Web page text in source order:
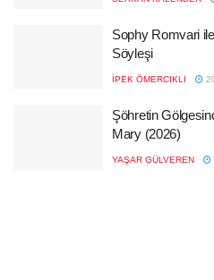
Sophy Romvari
Söyleşi
İPEK ÖMERCIKLI
Şöhretin
Mary (2026)
YAŞAR GÜLVEREN